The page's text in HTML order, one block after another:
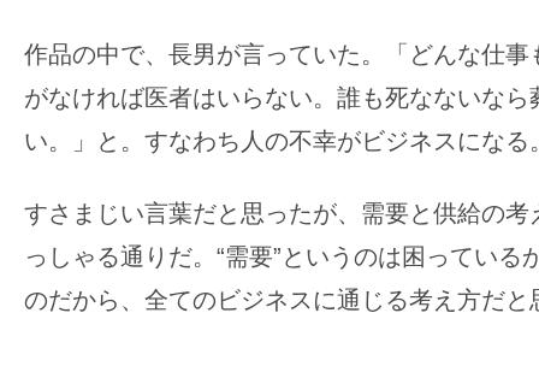
作品の中で、長男が言っていた。「どんな仕事
がなければ医者はいらない。誰も死なないなら
い。」と。すなわち人の不幸がビジネスになる
すさまじい言葉だと思ったが、需要と供給の考
っしゃる通りだ。“需要”というのは困っている
のだから、全てのビジネスに通じる考え方だと